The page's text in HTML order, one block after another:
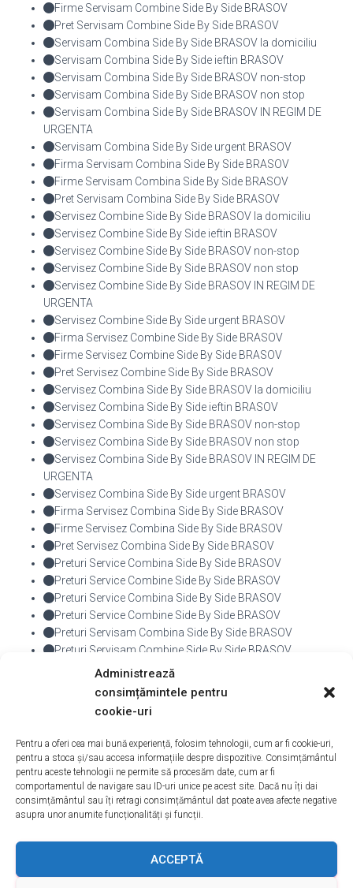
Administrează
consimțămintele pentru
cookie-uri
Pentru a oferi cea mai bună experiență, folosim tehnologii, cum ar fi cookie-uri,
pentru a stoca și/sau accesa informațiile despre dispozitive. Consimțământul
pentru aceste tehnologii ne permite să procesăm date, cum ar fi
comportamentul de navigare sau ID-uri unice pe acest site. Dacă nu îți dai
consimțământul sau îți retragi consimțământul dat poate avea afecte negative
asupra unor anumite funcționalități și funcții.
ACCEPTĂ
Firme Servisam Combine Side By Side BRASOV
Pret Servisam Combine Side By Side BRASOV
Servisam Combina Side By Side BRASOV la domiciliu
Servisam Combina Side By Side ieftin BRASOV
Servisam Combina Side By Side BRASOV non-stop
Servisam Combina Side By Side BRASOV non stop
Servisam Combina Side By Side BRASOV IN REGIM DE
URGENTA
Servisam Combina Side By Side urgent BRASOV
Firma Servisam Combina Side By Side BRASOV
Firme Servisam Combina Side By Side BRASOV
Pret Servisam Combina Side By Side BRASOV
Servisez Combine Side By Side BRASOV la domiciliu
Servisez Combine Side By Side ieftin BRASOV
Servisez Combine Side By Side BRASOV non-stop
Servisez Combine Side By Side BRASOV non stop
Servisez Combine Side By Side BRASOV IN REGIM DE
URGENTA
Servisez Combine Side By Side urgent BRASOV
Firma Servisez Combine Side By Side BRASOV
Firme Servisez Combine Side By Side BRASOV
Pret Servisez Combine Side By Side BRASOV
Servisez Combina Side By Side BRASOV la domiciliu
Servisez Combina Side By Side ieftin BRASOV
Servisez Combina Side By Side BRASOV non-stop
Servisez Combina Side By Side BRASOV non stop
Servisez Combina Side By Side BRASOV IN REGIM DE
URGENTA
Servisez Combina Side By Side urgent BRASOV
Firma Servisez Combina Side By Side BRASOV
Firme Servisez Combina Side By Side BRASOV
Pret Servisez Combina Side By Side BRASOV
Preturi Service Combina Side By Side BRASOV
Preturi Service Combine Side By Side BRASOV
Preturi Service Combina Side By Side BRASOV
Preturi Service Combine Side By Side BRASOV
Preturi Servisam Combina Side By Side BRASOV
Preturi Servisam Combine Side By Side BRASOV
Preturi Servisez Combina Side By Side BRASOV
DESPRE NOI SERVICII